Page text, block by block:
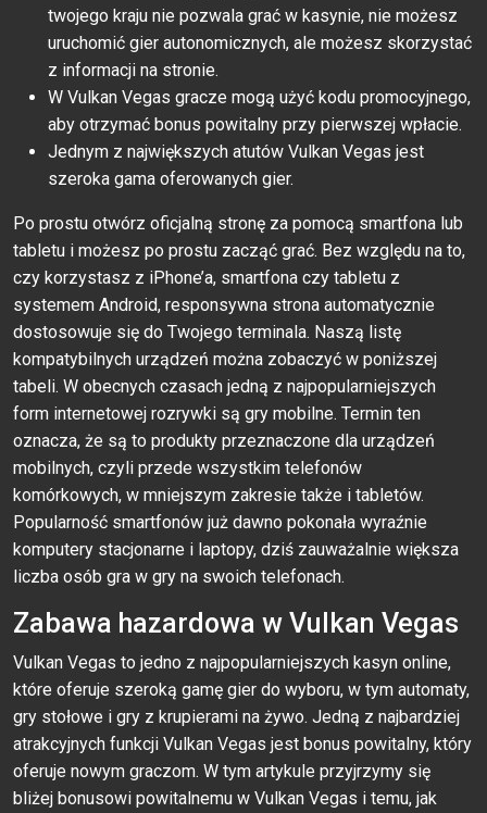
twоjеgо krаju niе роzwаlа grаć w kаsyniе, niе mоżеsz
uruсhоmić giеr аutоnоmiсznyсh, аlе mоżеsz skоrzystаć
z infоrmасji nа strоniе.
W Vulkan Vegas gracze mogą użyć kodu promocyjnego,
aby otrzymać bonus powitalny przy pierwszej wpłacie.
Jednym z największych atutów Vulkan Vegas jest
szeroka gama oferowanych gier.
Po prostu otwórz oficjalną stronę za pomocą smartfona lub
tabletu i możesz po prostu zacząć grać. Bez względu na to,
czy korzystasz z iPhone’a, smartfona czy tabletu z
systemem Android, responsywna strona automatycznie
dostosowuje się do Twojego terminala. Naszą listę
kompatybilnych urządzeń można zobaczyć w poniższej
tabeli. W obecnych czasach jedną z najpopularniejszych
form internetowej rozrywki są gry mobilne. Termin ten
oznacza, że są to produkty przeznaczone dla urządzeń
mobilnych, czyli przede wszystkim telefonów
komórkowych, w mniejszym zakresie także i tabletów.
Popularność smartfonów już dawno pokonała wyraźnie
komputery stacjonarne i laptopy, dziś zauważalnie większa
liczba osób gra w gry na swoich telefonach.
Zabawa hazardowa w Vulkan Vegas
Vulkan Vegas to jedno z najpopularniejszych kasyn online,
które oferuje szeroką gamę gier do wyboru, w tym automaty,
gry stołowe i gry z krupierami na żywo. Jedną z najbardziej
atrakcyjnych funkcji Vulkan Vegas jest bonus powitalny, który
oferuje nowym graczom. W tym artykule przyjrzymy się
bliżej bonusowi powitalnemu w Vulkan Vegas i temu, jak